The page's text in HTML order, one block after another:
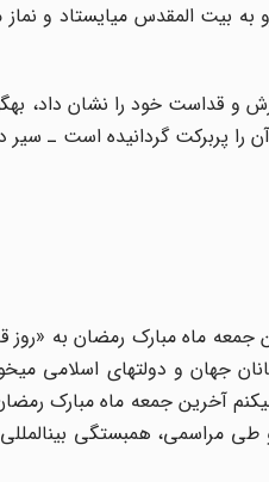
بیت المقدس می‏ایستاد و نماز
و قداست خود را نشان داد،
را پربرکت گردانیده است ـ سیر
خود در سال 1358، با نام‏گذاری آخرین جمعه
جهان و دولت‏های اسلامی
آخرین جمعه ماه مبارک رمضان
مراسمی، هم‏بستگی